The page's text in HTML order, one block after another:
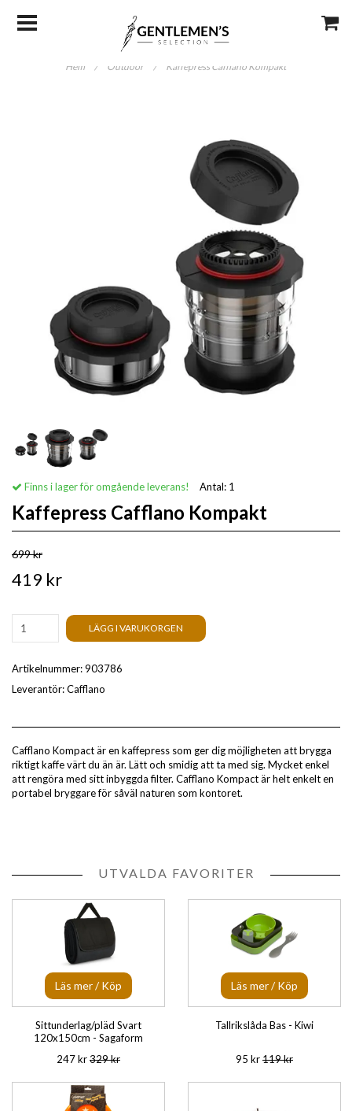
Hem / Outdoor / Kaffepress Cafflano Kompakt
Finns i lager för omgående leverans! Antal: 1
Kaffepress Cafflano Kompakt
699 kr
419 kr
LÄGG I VARUKORGEN
Artikelnummer:903786
Leverantör:Cafflano
Cafflano Kompact är en kaffepress som ger dig möjligheten att brygga
riktigt kaffe värt du än är. Lätt och smidig att ta med sig. Mycket enkel
att rengöra med sitt inbyggda filter. Cafflano Kompact är helt enkelt en
portabel bryggare för såväl naturen som kontoret.
UTVALDA FAVORITER
Läs mer / Köp
Sittunderlag/pläd Svart
120x150cm - Sagaform
247 kr329 kr
Läs mer / Köp
Tallrikslåda Bas - Kiwi
95 kr119 kr